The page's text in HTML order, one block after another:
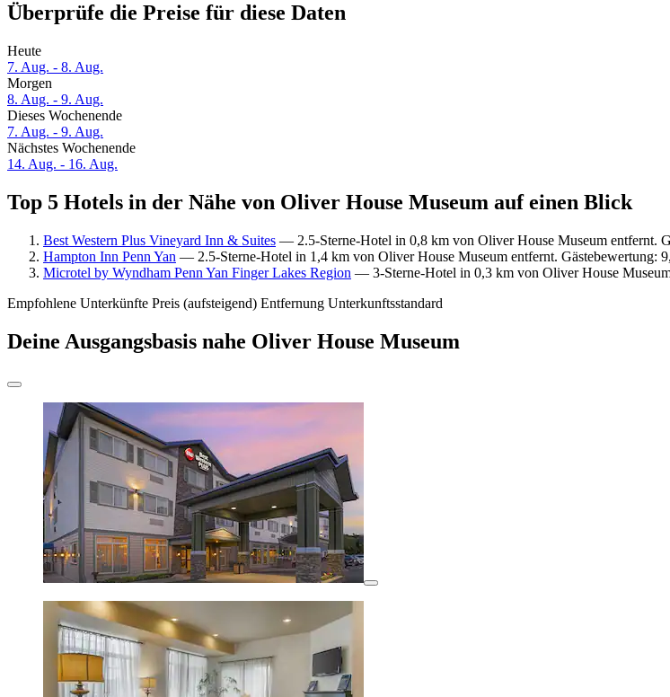
Überprüfe die Preise für diese Daten
Heute
7. Aug. - 8. Aug.
Morgen
8. Aug. - 9. Aug.
Dieses Wochenende
7. Aug. - 9. Aug.
Nächstes Wochenende
14. Aug. - 16. Aug.
Top 5 Hotels in der Nähe von Oliver House Museum auf einen Blick
Best Western Plus Vineyard Inn & Suites — 2.5-Sterne-Hotel in 0,8 km von Oliver House Museum entfernt.
Hampton Inn Penn Yan — 2.5-Sterne-Hotel in 1,4 km von Oliver House Museum entfernt. Gästebewertung:
Microtel by Wyndham Penn Yan Finger Lakes Region — 3-Sterne-Hotel in 0,3 km von Oliver House
Empfohlene Unterkünfte Preis (aufsteigend) Entfernung Unterkunftsstandard
Deine Ausgangsbasis nahe Oliver House Museum